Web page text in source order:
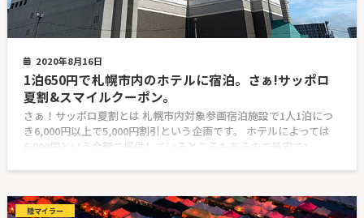
2020年8月16日
1泊650円で札幌市内のホテルに宿泊。さぁ!サッポロ
夏割&スマイルクーポン。
さぁ！サッポロ夏割とは 札幌市内対象参画宿泊施設で1人1泊につ
き6,000円以上で5,000円割引という企画です。 ホテルによっては
6,000円という金額で提供しているところもあるので最安で1
陸マイラー